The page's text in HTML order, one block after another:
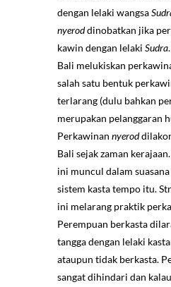
dengan lelaki wangsa
nyeroddinobatkan jika
kawin dengan lelaki Sudra
Bali melukiskan
salah satu bentuk
terlarang (dulu bahkan
merupakan pelanggaran
Perkawinan nyerod
Bali sejak zaman
ini muncul dalam
sistem kasta tempo itu.
ini melarang praktik
Perempuan berkasta
tangga dengan lelaki
ataupun tidak berkasta.
sangat dihindari dan